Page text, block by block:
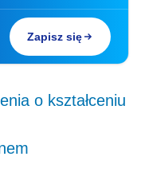
Zapisz się
o kształceniu